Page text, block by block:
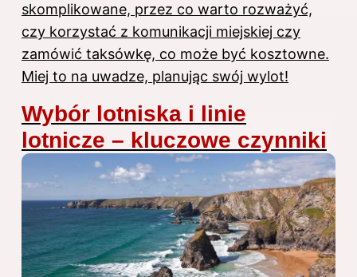
skomplikowane, przez co warto rozważyć,
czy korzystać z komunikacji miejskiej czy
zamówić taksówkę, co może być kosztowne.
Miej to na uwadze, planując swój wylot!
Wybór lotniska i linie
lotnicze – kluczowe czynniki